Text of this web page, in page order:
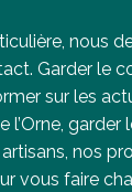
nous
Garder le
sur les
l’Orne,
nos
vous faire